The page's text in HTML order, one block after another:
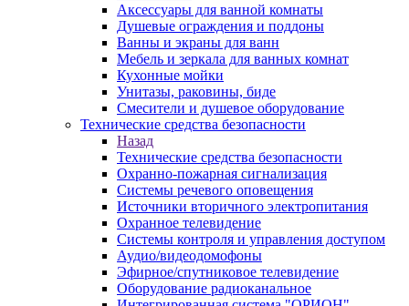
Аксессуары для ванной комнаты
Душевые ограждения и поддоны
Ванны и экраны для ванн
Мебель и зеркала для ванных комнат
Кухонные мойки
Унитазы, раковины, биде
Смесители и душевое оборудование
Технические средства безопасности
Назад
Технические средства безопасности
Охранно-пожарная сигнализация
Системы речевого оповещения
Источники вторичного электропитания
Охранное телевидение
Системы контроля и управления доступом
Аудио/видеодомофоны
Эфирное/спутниковое телевидение
Оборудование радиоканальное